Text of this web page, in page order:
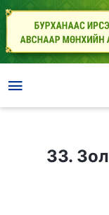
33. Золгүй явдлаар
33.